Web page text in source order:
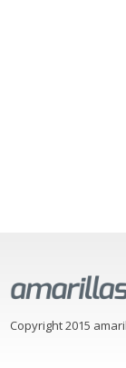
Copyright 2015